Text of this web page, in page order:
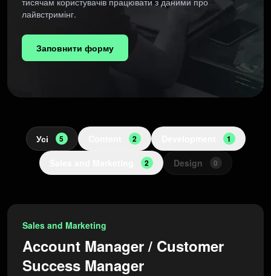
лайвстримінг.
Заповнити форму
Усі 5 2 1
2 Design 0
Sales and Marketing
Account Manager / Customer
Success Manager